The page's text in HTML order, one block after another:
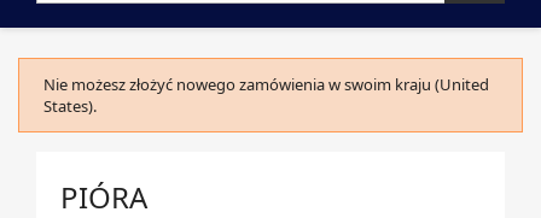
Nie możesz złożyć nowego zamówienia w swoim kraju (United
States).
PIÓRA